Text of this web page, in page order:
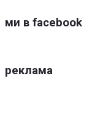
ми в facebook
реклама